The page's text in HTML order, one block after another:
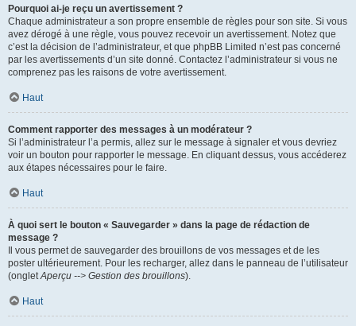
Pourquoi ai-je reçu un avertissement ?
Chaque administrateur a son propre ensemble de règles pour son site. Si vous
avez dérogé à une règle, vous pouvez recevoir un avertissement. Notez que
c’est la décision de l’administrateur, et que phpBB Limited n’est pas concerné
par les avertissements d’un site donné. Contactez l’administrateur si vous ne
comprenez pas les raisons de votre avertissement.
Haut
Comment rapporter des messages à un modérateur ?
Si l’administrateur l’a permis, allez sur le message à signaler et vous devriez
voir un bouton pour rapporter le message. En cliquant dessus, vous accéderez
aux étapes nécessaires pour le faire.
Haut
À quoi sert le bouton « Sauvegarder » dans la page de rédaction de
message ?
Il vous permet de sauvegarder des brouillons de vos messages et de les
poster ultérieurement. Pour les recharger, allez dans le panneau de l’utilisateur
(ongletAperçu --> Gestion des brouillons).
Haut